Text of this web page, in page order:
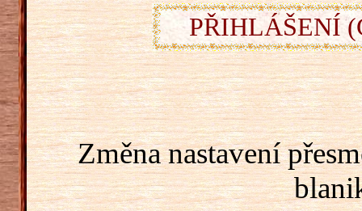
PŘIHLÁŠENÍ
Změna nastavení